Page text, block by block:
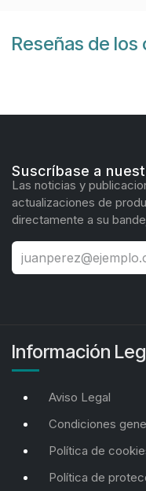
Reseñas de los
Suscríbase a
Las noticias y
actualizaciones de
directamente a su
Información
Aviso Legal
Condiciones
Política de
Política de